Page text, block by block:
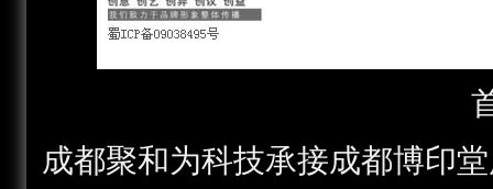
成都聚和为科技承接成都博印